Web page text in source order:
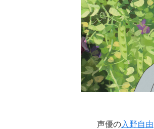
声優の入野自由